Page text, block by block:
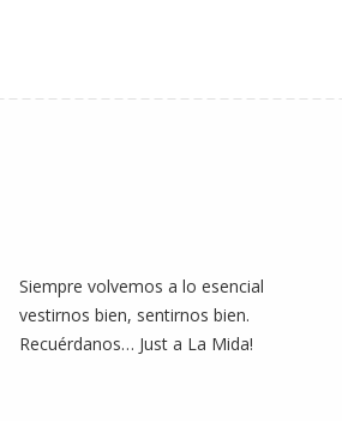
Siempre volvemos a lo esencial
vestirnos bien, sentirnos bien.
Recuérdanos… Just a La Mida!